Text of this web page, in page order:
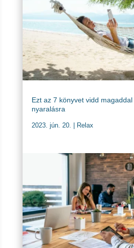
Ezt az 7 könyvet vidd
nyaralásra
2023. jún. 20. | Relax